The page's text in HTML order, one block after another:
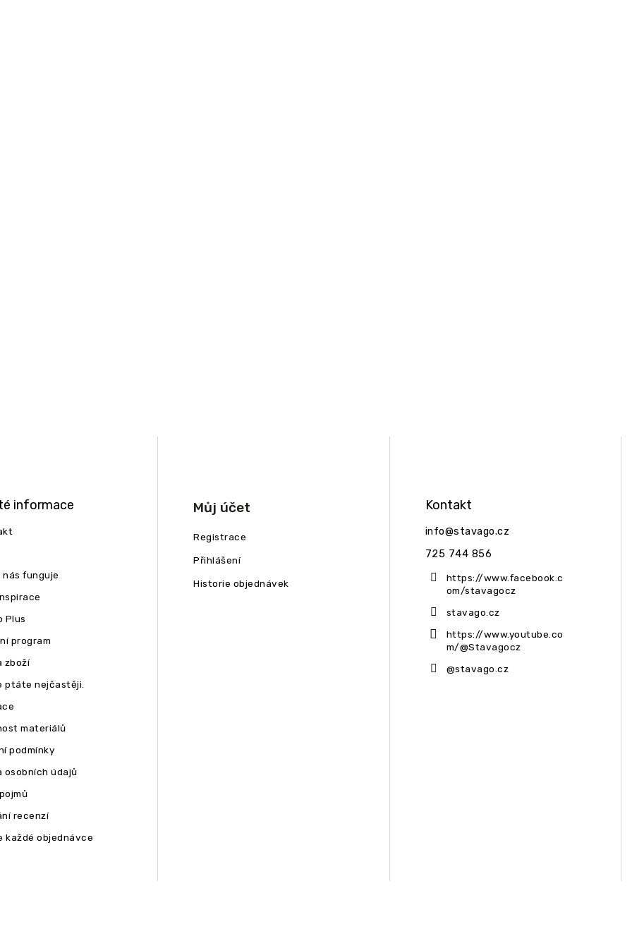
informace
funguje
Plus
program
zboží
ptáte nejčastěji.
materiálů
podmínky
osobních údajů
recenzí
každé objednávce
Můj účet
Registrace
Přihlášení
Historie objednávek
Kontakt
info@stavago.cz
725 744 856
https://www.facebook.c
om/stavagocz
stavago.cz
https://www.youtube.co
m/@Stavagocz
@stavago.cz